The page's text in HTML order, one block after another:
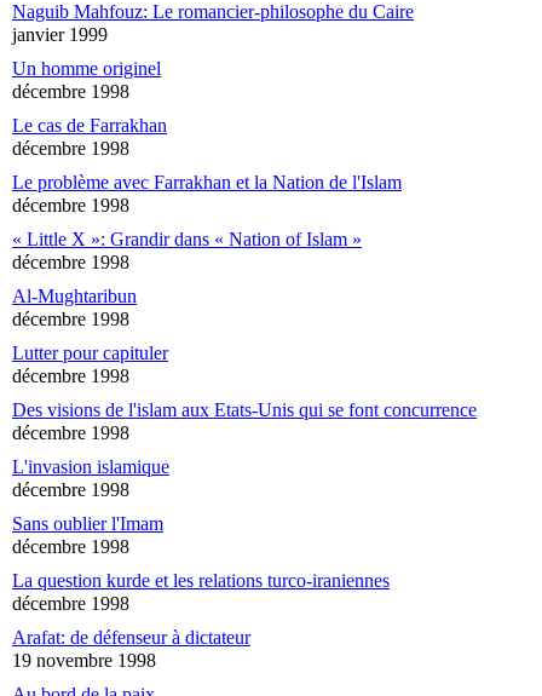
Naguib Mahfouz: Le romancier-philosophe du Caire
janvier 1999
Un homme originel
décembre 1998
Le cas de Farrakhan
décembre 1998
Le problème avec Farrakhan et la Nation de l'Islam
décembre 1998
« Little X »: Grandir dans « Nation of Islam »
décembre 1998
Al-Mughtaribun
décembre 1998
Lutter pour capituler
décembre 1998
Des visions de l'islam aux Etats-Unis qui se font concurrence
décembre 1998
L'invasion islamique
décembre 1998
Sans oublier l'Imam
décembre 1998
La question kurde et les relations turco-iraniennes
décembre 1998
Arafat: de défenseur à dictateur
19 novembre 1998